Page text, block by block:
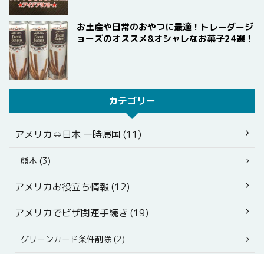
お土産や日常のおやつに最適！トレーダージ
ョーズのオススメ&オシャレなお菓子24選！
カテゴリー
アメリカ⇔日本 一時帰国 (11)
熊本 (3)
アメリカお役立ち情報 (12)
アメリカでビザ関連手続き (19)
グリーンカード条件削除 (2)